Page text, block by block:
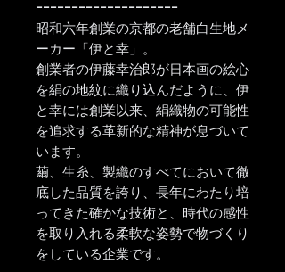
ｰｰｰｰｰｰｰｰｰｰｰｰｰｰｰｰｰｰｰｰ
昭和六年創業の京都の老舗白生地メ
ーカー「伊と幸」。
創業者の伊藤幸治郎が日本画の絵心
を絹の地紋に織り込んだように、伊
と幸には創業以来、絹織物の可能性
を追求する革新的な精神が息づいて
います。
繭、生糸、製織のすべてにおいて徹
底した品質を誇り、長年にわたり培
ってきた確かな技術と、時代の感性
を取り入れる柔軟な姿勢で物づくり
をしている企業です。